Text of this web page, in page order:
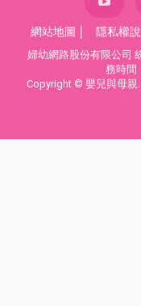
網站地圖 隱私權
婦幼網路股份有限公司
務時間
Copyright © 嬰兒與母親